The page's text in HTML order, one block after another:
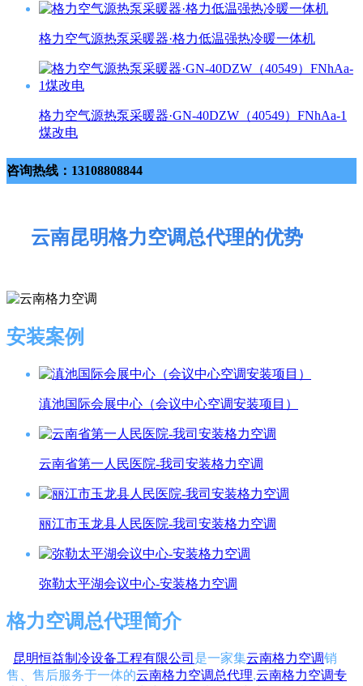
格力空气源热泵采暖器·格力低温强热冷暖一体机
格力空气源热泵采暖器·GN-40DZW（40549）FNhAa-1
煤改电
咨询热线：13108808844
云南昆明格力空调总代理的优势
安装案例
滇池国际会展中心（会议中心空调安装项目）
云南省第一人民医院-我司安装格力空调
丽江市玉龙县人民医院-我司安装格力空调
弥勒太平湖会议中心-安装格力空调
格力空调总代理简介
昆明恒益制冷设备工程有限公司 是一家集云南格力空调销
售、售后服务于一体的云南格力空调总代理,云南格力空调专